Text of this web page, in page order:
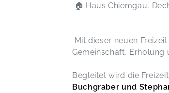
🏠 Haus Chiemgau,
Mit dieser neuen
Gemeinschaft, Erholung
Begleitet wird die
Buchgraber und